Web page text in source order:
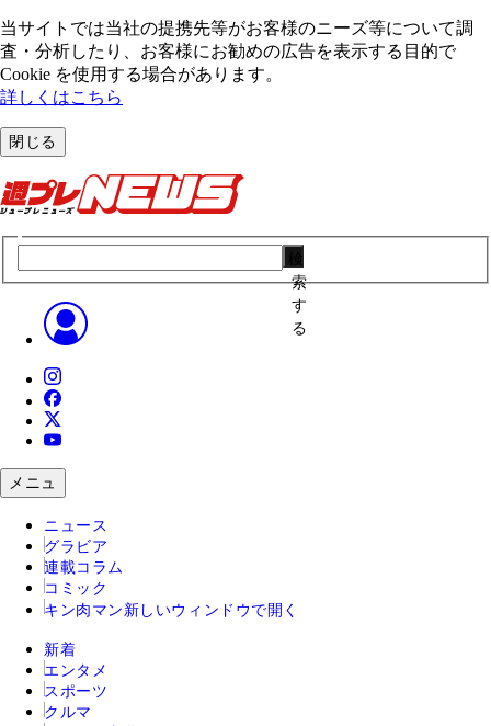
当サイトでは当社の提携先等がお客様のニーズ等について調
査・分析したり、お客様にお勧めの広告を表⽰する⽬的で
Cookie を使⽤する場合があります。
詳しくはこちら
閉じる
索
す
る
メニュ
ニュース
グラビア
連載コラム
コミック
キン肉マン 新しいウィンドウで開く
新着
エンタメ
スポーツ
クルマ